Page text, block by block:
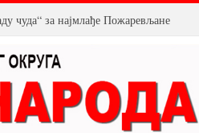
чуда“ за најмлађе Пожаревљане